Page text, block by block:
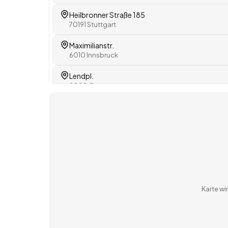
Heilbronner Straße 185
70191 Stuttgart
Maximilianstr.
6010 Innsbruck
Lendpl.
8020 Graz
Karte